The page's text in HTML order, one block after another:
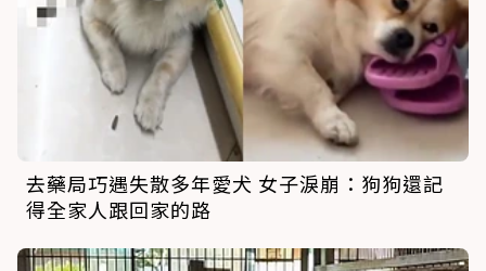
去藥局巧遇失散多年愛犬 女子淚崩：狗狗還記
得全家人跟回家的路